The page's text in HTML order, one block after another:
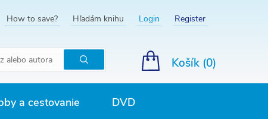
How to save? Hľadám knihu Login Register
Hľadať
Košík (0)
a cestovanie DVD